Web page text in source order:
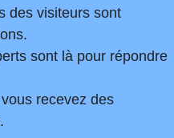
des visiteurs sont
sont là pour répondre
recevez des